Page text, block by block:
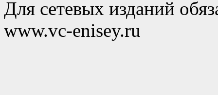
Для сетевых изданий
www.vc-enisey.ru